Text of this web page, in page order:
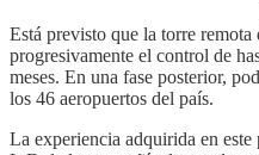
Está previsto que la torre
progresivamente el control de
meses. En una fase posterior,
los 46 aeropuertos del país.
La experiencia adquirida en